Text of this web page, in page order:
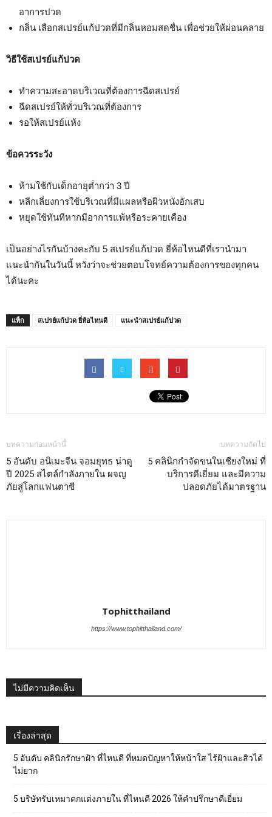
อาการปวด
กลิ่น เลือกสเปรย์แก้ปวดที่มีกลิ่นหอมสดชื่น เพื่อช่วยให้ผ่อนคลาย
วิธีใช้สเปรย์แก้ปวด
ทำความสะอาดบริเวณที่ต้องการฉีดสเปรย์
ฉีดสเปรย์ให้ทั่วบริเวณที่ต้องการ
รอให้สเปรย์แห้ง
ข้อควรระวัง
ห้ามใช้กับเด็กอายุต่ำกว่า 3 ปี
หลีกเลี่ยงการใช้บริเวณที่มีแผลหรือผิวหนังอักเสบ
หยุดใช้ทันทีหากมีอาการแพ้หรือระคายเคือง
เป็นอย่างไรกันบ้างคะกับ 5 สเปรย์แก้ปวด ยี่ห้อไหนดีที่เรานำมา
แนะนำกันในวันนี้ หวังว่าจะช่วยตอบโจทย์ความต้องการของทุกคน
ได้นะคะ
แท็ก สเปรย์แก้ปวด ยี่ห้อไหนดี แนะนำสเปรย์แก้ปวด
บทความก่อนหน้านี้
5 อันดับ อนิเมะจีน จอมยุทธ น่าดู
ปี 2025 สไตล์กำลังภายใน ผจญ
ภัยสู่โลกแฟนตาซี
บทความถัดไป
5 คลินิกกำจัดขนในเชียงใหม่ ที่
บริการดีเยี่ยม และมีความ
ปลอดภัยได้มาตรฐาน
Tophitthailand
https://www.tophitthailand.com/
ไม่มีความคิดเห็น
เรื่องล่าสุด
5 อันดับ คลินิกรักษาฝ้า ที่ไหนดี ที่หมดปัญหาให้หน้าใส ไร้ฝ้าและสิวได้
ไม่ยาก
5 บริษัทรับเหมาตกแต่งภายใน ที่ไหนดี 2026 ให้คำปรึกษาดีเยี่ยม